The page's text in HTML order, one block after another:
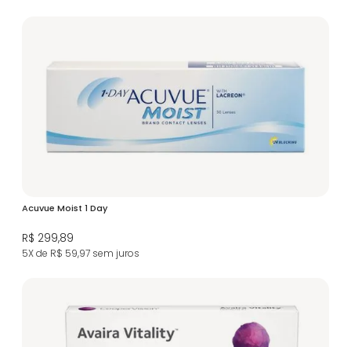
Acuvue Moist 1 Day
R$ 299,89
5X de R$ 59,97 sem juros